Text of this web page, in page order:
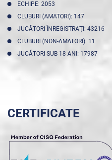
ECHIPE: 2053
CLUBURI (AMATORI): 147
JUCĂTORI ÎNREGISTRAŢI: 43216
CLUBURI (NON-AMATORI): 11
JUCĂTORI SUB 18 ANI: 17987
CERTIFICATE